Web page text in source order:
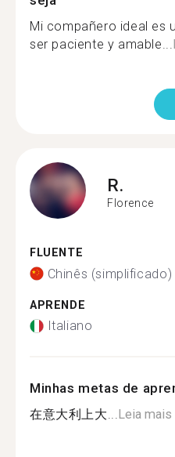
Mi compañero ideal es
ser paciente y amable...
R.
Florence
FLUENTE
Chinês (simplificado)
APRENDE
Italiano
Minhas metas de
在意大利上大...Leia mais